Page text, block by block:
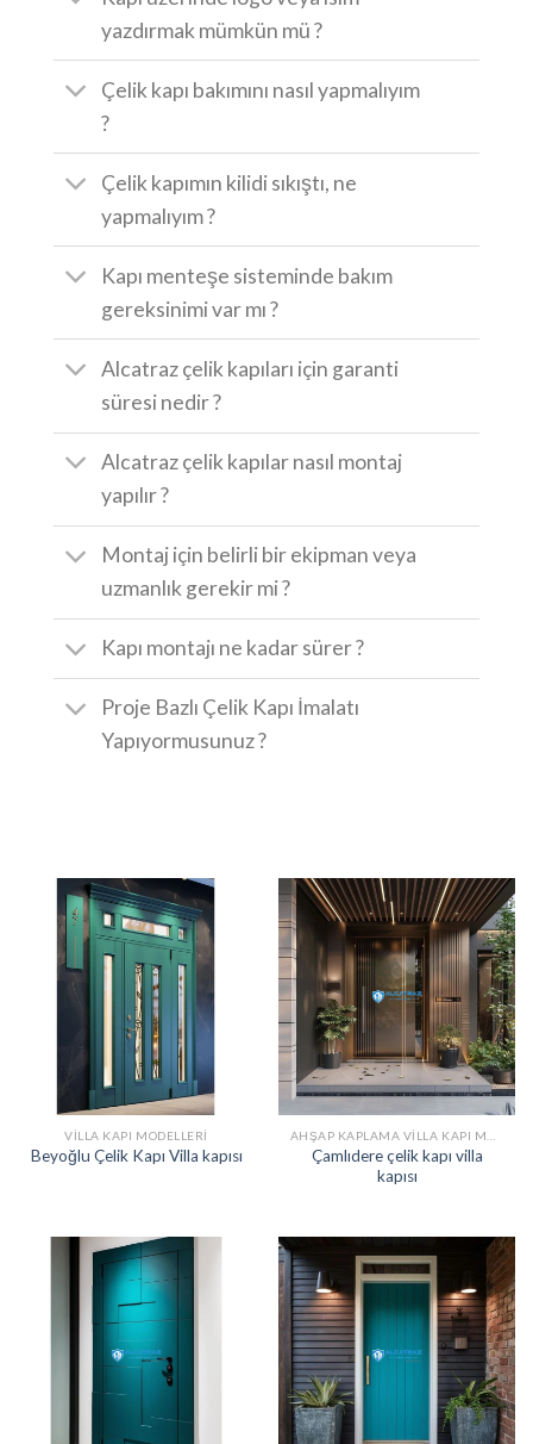
yazdırmak mümkün mü ?
Çelik kapı bakımını nasıl yapmalıyım
?
Çelik kapımın kilidi sıkıştı, ne
yapmalıyım ?
Kapı menteşe sisteminde bakım
gereksinimi var mı ?
Alcatraz çelik kapıları için garanti
süresi nedir ?
Alcatraz çelik kapılar nasıl montaj
yapılır ?
Montaj için belirli bir ekipman veya
uzmanlık gerekir mi ?
Kapı montajı ne kadar sürer ?
Proje Bazlı Çelik Kapı İmalatı
Yapıyormusunuz ?
VILLA KAPI MODELLERI
Beyoğlu Çelik Kapı Villa kapısı
Çamlıdere çelik kapı villa
kapısı